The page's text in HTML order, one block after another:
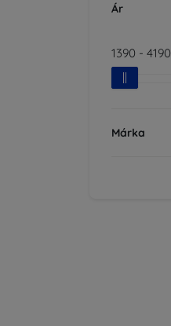
Ár
1390 - 4190
Márka